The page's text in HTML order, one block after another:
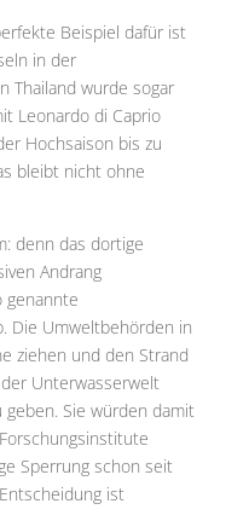
Beispiel dafür ist
in der
Thailand wurde sogar
Leonardo di Caprio
Hochsaison bis zu
bleibt nicht ohne
denn das dortige
Andrang
genannte
Die Umweltbehörden in
ziehen und den Strand
Unterwasserwelt
geben. Sie würden damit
Sperrung schon seit
ist